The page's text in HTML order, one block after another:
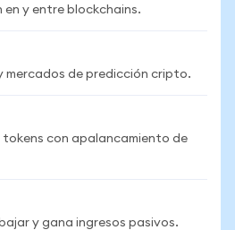
en y entre blockchains.
mercados de predicción cripto.
tokens con apalancamiento de
y gana ingresos pasivos.